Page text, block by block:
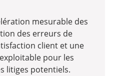
mesurable des
des erreurs de
client et une
pour les
litiges potentiels.